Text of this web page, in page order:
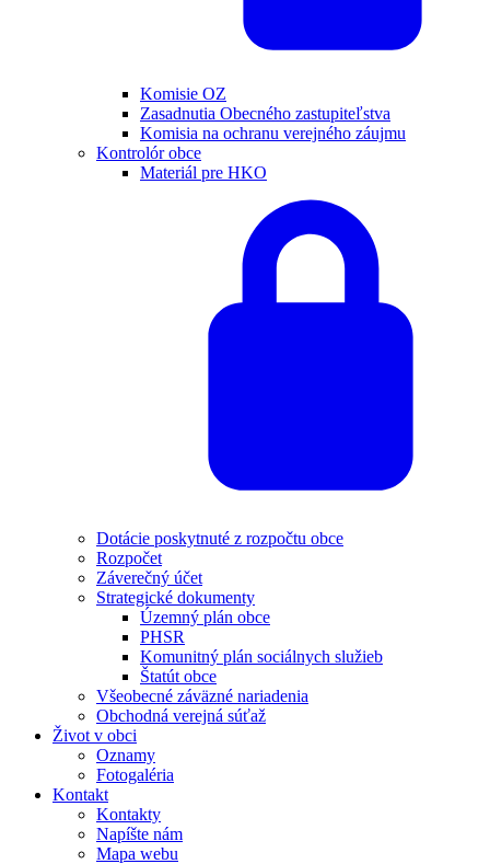
Komisie OZ
Zasadnutia Obecného zastupiteľstva
Komisia na ochranu verejného záujmu
Kontrolór obce
Materiál pre HKO
Dotácie poskytnuté z rozpočtu obce
Rozpočet
Záverečný účet
Strategické dokumenty
Územný plán obce
PHSR
Komunitný plán sociálnych služieb
Štatút obce
Všeobecné záväzné nariadenia
Obchodná verejná súťaž
Život v obci
Oznamy
Fotogaléria
Kontakt
Kontakty
Napíšte nám
Mapa webu